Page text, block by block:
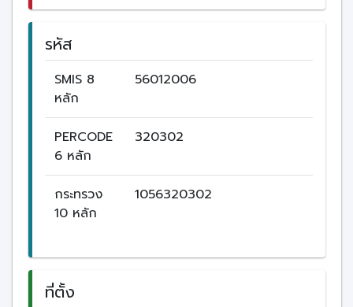
รหัส
SMIS 8
หลัก
56012006
PERCODE
6 หลัก
320302
กระทรวง
10 หลัก
1056320302
ที่ตั้ง